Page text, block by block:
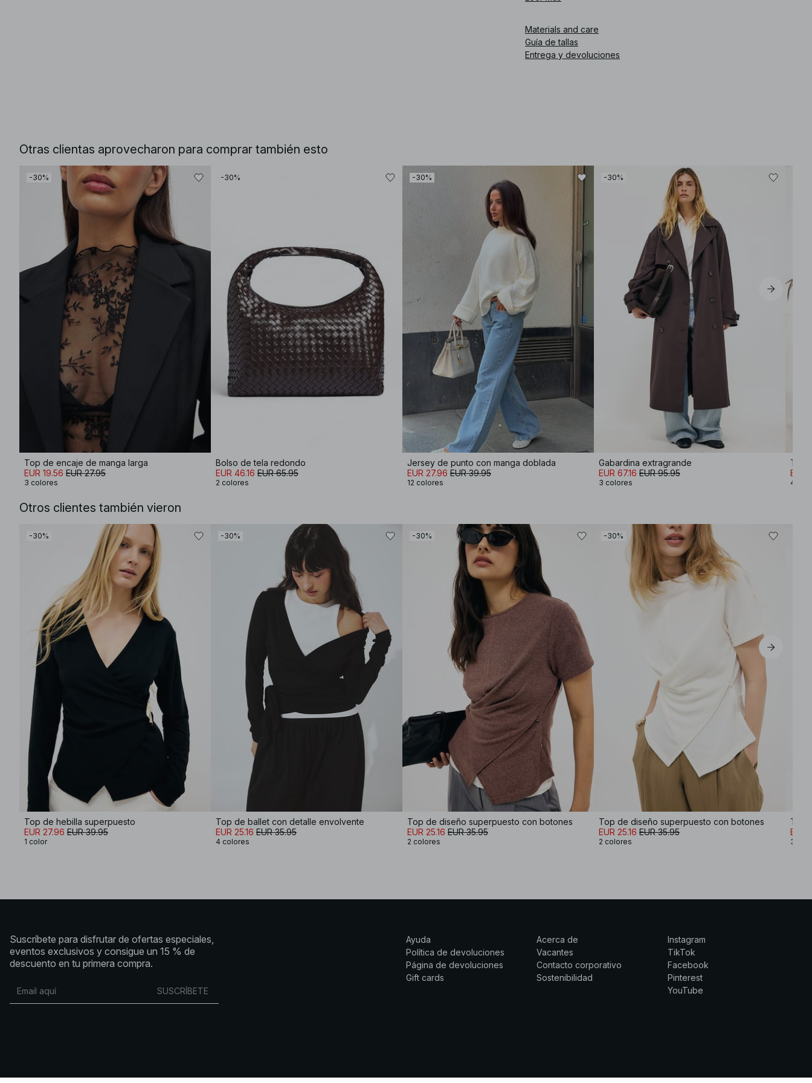
Materials and care
Guía de tallas
Entrega y devoluciones
Otras clientas aprovecharon para comprar también esto
-30%
Top de encaje de manga larga
EUR 19.56 EUR 27.95
3 colores
-30%
Bolso de tela redondo
EUR 46.16 EUR 65.95
2 colores
-30%
Jersey de punto con manga doblada
EUR 27.96 EUR 39.95
12 colores
-30%
Gabardina extragrande
EUR 67.16 EUR 95.95
3 colores
EUR
4
Otros clientes también vieron
-30%
Top de hebilla superpuesto
EUR 27.96 EUR 39.95
1 color
-30%
Top de ballet con detalle envolvente
EUR 25.16 EUR 35.95
4 colores
-30%
Top de diseño superpuesto con botones
EUR 25.16 EUR 35.95
2 colores
-30%
Top de diseño superpuesto con botones
EUR 25.16 EUR 35.95
2 colores
Top
EUR
3
Suscríbete para disfrutar de ofertas especiales,
eventos exclusivos y consigue un 15 % de
descuento en tu primera compra.
SUSCRÍBETE
Ayuda
Política de devoluciones
Página de devoluciones
Gift cards
Acerca de
Vacantes
Contacto corporativo
Sostenibilidad
Instagram
TikTok
Facebook
Pinterest
YouTube